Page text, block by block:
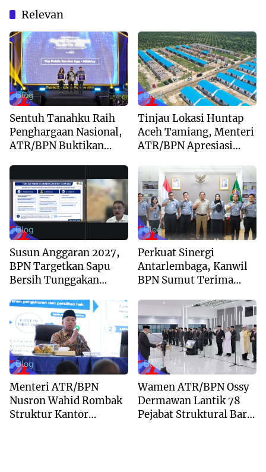
Relevan
Blog
Sentuh Tanahku Raih
Penghargaan Nasional,
ATR/BPN Buktikan
Blog
Tinjau Lokasi Huntap
Aceh Tamiang, Menteri
ATR/BPN Apresiasi
Buddha Tzu Chi dan
Aguan
Blog
Susun Anggaran 2027,
BPN Targetkan Sapu
Bersih Tunggakan
Kepastian Waktu
Layanan
Blog
Perkuat Sinergi
Antarlembaga, Kanwil
BPN Sumut Terima
Peninggalan
Blog
Menteri ATR/BPN
Nusron Wahid Rombak
Struktur Kantor
Blog
Wamen ATR/BPN Ossy
Dermawan Lantik 78
Pejabat Struktural Baru